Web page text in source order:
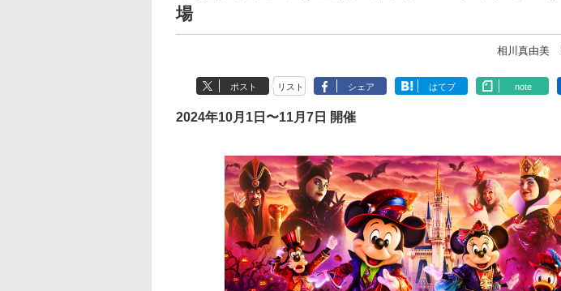
場
相川真由美
ポスト リスト シェア はてブ note
2024年10月1日〜11月7日 開催